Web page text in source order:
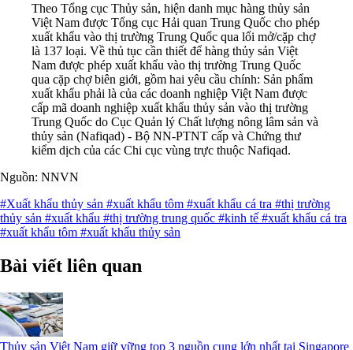
Theo Tổng cục Thủy sản, hiện danh mục hàng thủy sản
Việt Nam được Tổng cục Hải quan Trung Quốc cho phép
xuất khẩu vào thị trường Trung Quốc qua lối mở/cặp chợ
là 137 loại. Về thủ tục cần thiết để hàng thủy sản Việt
Nam được phép xuất khẩu vào thị trường Trung Quốc
qua cặp chợ biên giới, gồm hai yêu cầu chính: Sản phẩm
xuất khẩu phải là của các doanh nghiệp Việt Nam được
cấp mã doanh nghiệp xuất khẩu thủy sản vào thị trường
Trung Quốc do Cục Quản lý Chất lượng nông lâm sản và
thủy sản (Nafiqad) - Bộ NN-PTNT cấp và Chứng thư
kiểm dịch của các Chi cục vùng trực thuộc Nafiqad.
Nguồn: NNVN
#Xuất khẩu thủy sản #xuất khẩu tôm #xuất khẩu cá tra #thị trường
thủy sản #xuất khẩu #thị trường trung quốc #kinh tế #xuất khẩu cá tra
#xuất khẩu tôm #xuất khẩu thủy sản
Bài viết liên quan
Thủy sản Việt Nam giữ vững top 3 nguồn cung lớn nhất tại Singapore